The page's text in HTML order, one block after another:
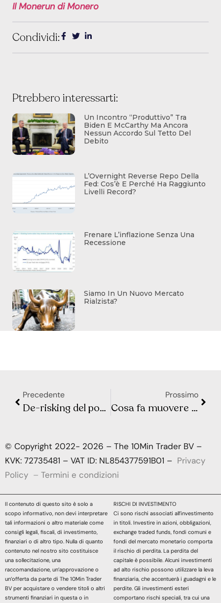
Il Monerun di Monero
Condividi:
Ptrebbero interessarti:
Un Incontro “produttivo” Tra
Biden E McCarthy Ma Ancora
Nessun Accordo Sul Tetto Del
Debito
L’Overnight Reverse Repo Della
Fed: Cos’è E Perché Ha Raggiunto
Livelli Record?
Frenare L’inflazione Senza Una
Recessione
Siamo In Un Nuovo Mercato
Rialzista?
Precedente
De-risking del portafoglio: considera gli high yield bond!
Prossimo
Cosa fa muovere i mercati? Sintesi Macro – Settimana 20
© Copyright 2022- 2026 – The 10Min Trader BV –
KVK: 72735481 – VAT ID: NL854377591B01 – Privacy
Policy – Termini e condizioni
Il contenuto di questo sito è solo a
scopo informativo, non devi interpretare
tali informazioni o altro materiale come
consigli legali, fiscali, di investimento,
finanziari o di altro tipo. Nulla di quanto
contenuto nel nostro sito costituisce
una sollecitazione, una
raccomandazione, un’approvazione o
un’offerta da parte di The 10Min Trader
BV per acquistare o vendere titoli o altri
strumenti finanziari in questa o in
RISCHI DI INVESTIMENTO
Ci sono rischi associati all’investimento
in titoli. Investire in azioni, obbligazioni,
exchange traded funds, fondi comuni e
fondi del mercato monetario comporta
il rischio di perdita. La perdita del
capitale è possibile. Alcuni investimenti
ad alto rischio possono utilizzare la leva
finanziaria, che accentuerà i guadagni e le
perdite. Gli investimenti esteri
comportano rischi speciali, tra cui una